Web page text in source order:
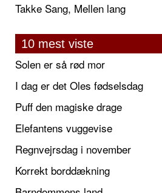
Takke Sang, Mellen lang
10 mest viste
Solen er så rød mor
I dag er det Oles fødselsdag
Puff den magiske drage
Elefantens vuggevise
Regnvejrsdag i november
Korrekt borddækning